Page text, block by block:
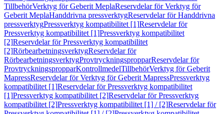
TillbehörVerktyg för Geberit MeplaReservdelar för Verktyg för
Geberit MeplaHanddrivna pressverktygReservdelar för Handdrivna
pressverktygPressverktyg kompatibilitet [1]Reservdelar för
Pressverktyg kompatibilitet [1]Pressverktyg kompatibilitet
[2]Reservdelar för Pressverktyg kompatibilitet
[2]RörbearbetningsverktygReservdelar för
RörbearbetningsverktygProvtryckningspropparReservdelar för
ProvtryckningspropparKontrollmedelTillbehörVerktyg för Geberit
MapressReservdelar för Verktyg för Geberit MapressPressverktyg
kompatibilitet [1]Reservdelar för Pressverktyg kompatibilitet
[1]Pressverktyg kompatibilitet [2]Reservdelar för Pressverktyg
kompatibilitet [2]Pressverktyg kompatibilitet [1] / [2]Reservdelar för